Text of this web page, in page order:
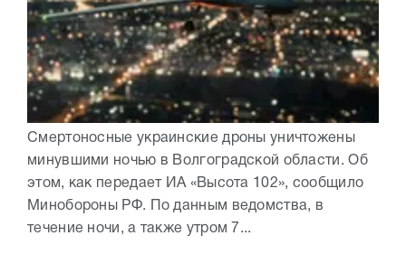
Смертоносные украинские дроны уничтожены
минувшими ночью в Волгоградской области. Об
этом, как передает ИА «Высота 102», сообщило
Минобороны РФ. По данным ведомства, в
течение ночи, а также утром 7...